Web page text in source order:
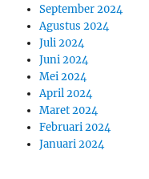
September 2024
Agustus 2024
Juli 2024
Juni 2024
Mei 2024
April 2024
Maret 2024
Februari 2024
Januari 2024